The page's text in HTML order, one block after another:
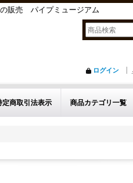
の販売 パイプミュージアム
ログイン
定商取引法表示 商品カテゴリ一覧